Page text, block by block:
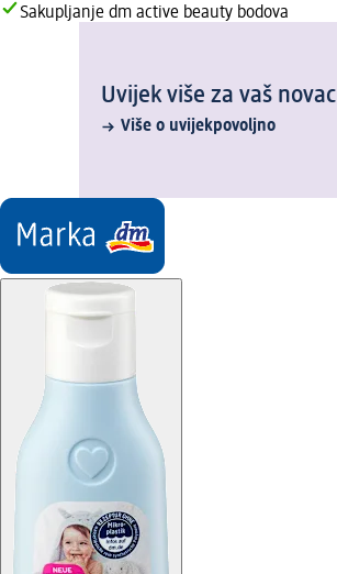
Sakupljanje dm active beauty bodova
Uvijek više za vaš novac
Više o uvijekpovoljno